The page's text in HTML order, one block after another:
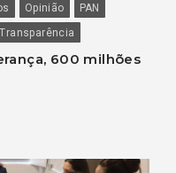
Opinião
PAN
Transparência
600 milhões